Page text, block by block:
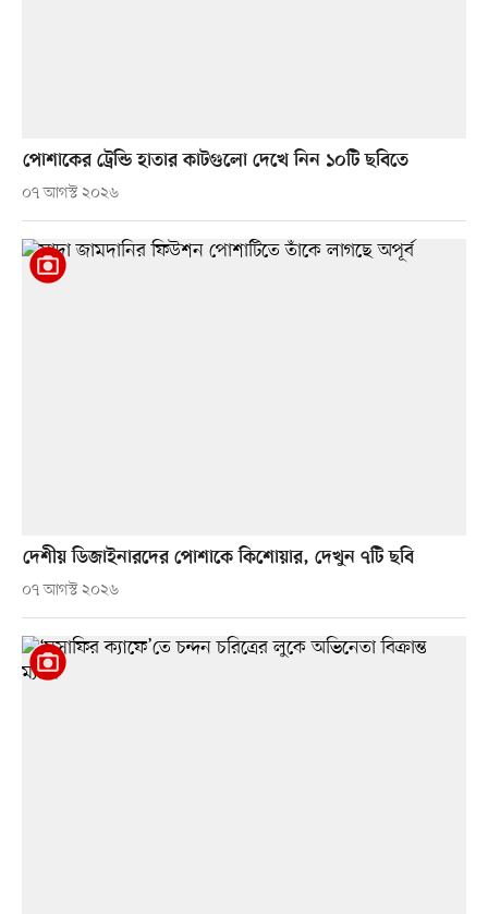
পোশাকের ট্রেন্ডি হাতার কাটগুলো দেখে নিন ১০টি ছবিতে
০৭ আগস্ট ২০২৬
দেশীয় ডিজাইনারদের পোশাকে কিশোয়ার, দেখুন ৭টি ছবি
০৭ আগস্ট ২০২৬